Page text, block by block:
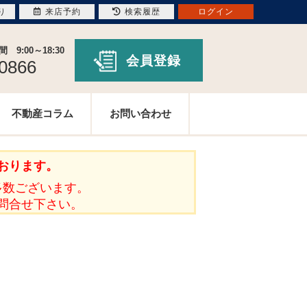
9:00～18:30
会員登録
不動産コラム お問い合わせ
ります。
ございます。
合せ下さい。
来店予約 検索履歴 ログイン